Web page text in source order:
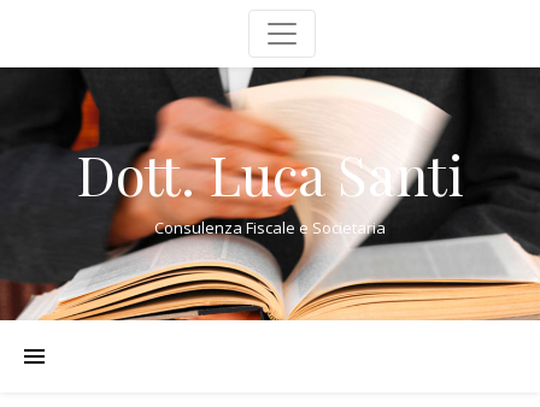
Dott. Luca Santi
Consulenza Fiscale e Societaria